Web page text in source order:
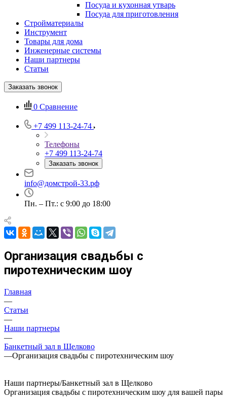
Посуда и кухонная утварь
Посуда для приготовления
Стройматериалы
Инструмент
Товары для дома
Инженерные системы
Наши партнеры
Статьи
Заказать звонок
0 Сравнение
+7 499 113-24-74
Телефоны
+7 499 113-24-74
Заказать звонок
info@домстрой-33.рф
Пн. – Пт.: с 9:00 до 18:00
Организация свадьбы с
пиротехническим шоу
Главная
—
Статьи
—
Наши партнеры
—
Банкетный зал в Щелково
—Организация свадьбы с пиротехническим шоу
Наши партнеры/Банкетный зал в Щелково
Организация свадьбы с пиротехническим шоу для вашей пары